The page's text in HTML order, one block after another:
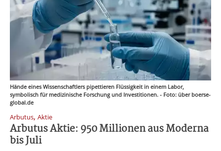
Hände eines Wissenschaftlers pipettieren Flüssigkeit in einem Labor,
symbolisch für medizinische Forschung und Investitionen. - Foto: über boerse-
global.de
Arbutus, Aktie
Arbutus Aktie: 950 Millionen aus Moderna
bis Juli